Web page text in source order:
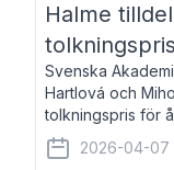
Halme
tolkningspris
Svenska
Hartlová och
tolkningspris för
kronor var.
huvudsakligen
2026-04-07